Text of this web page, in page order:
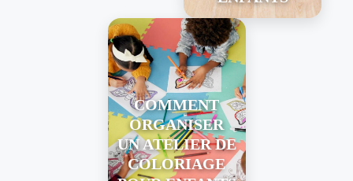
COMMENT
ORGANISER
UN ATELIER DE
COLORIAGE